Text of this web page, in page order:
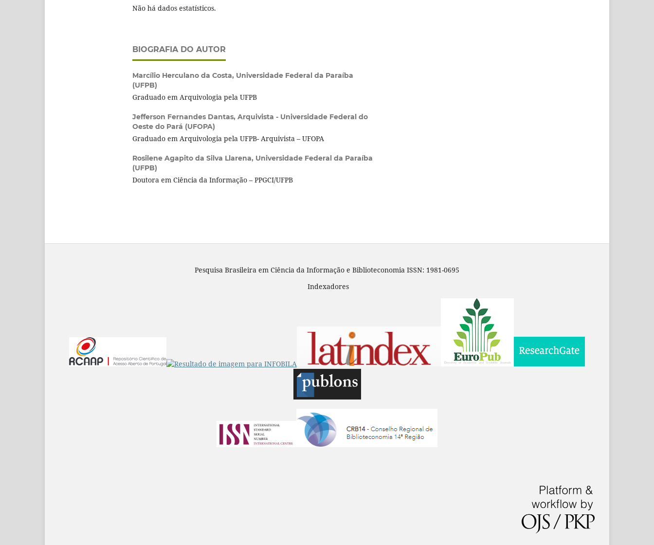
Não há dados estatísticos.
BIOGRAFIA DO AUTOR
Marcílio Herculano da Costa, Universidade Federal da Paraíba
(UFPB)
Graduado em Arquivologia pela UFPB
Jefferson Fernandes Dantas, Arquivista - Universidade Federal do
Oeste do Pará (UFOPA)
Graduado em Arquivologia pela UFPB- Arquivista – UFOPA
Rosilene Agapito da Silva Llarena, Universidade Federal da Paraíba
(UFPB)
Doutora em Ciência da Informação – PPGCI/UFPB
Pesquisa Brasileira em Ciência da Informação e Biblioteconomia ISSN: 1981-0695
Indexadores